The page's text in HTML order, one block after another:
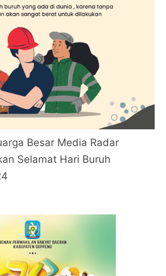
Besar Media Radar
Selamat Hari Buruh